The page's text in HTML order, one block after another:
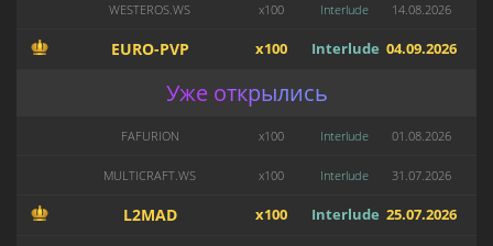
WESTEROS.WS x100 Interlude 14.08.2026
EURO-PVP x100 Interlude 04.09.2026
Уже открылись
FAFURION x100 Interlude 01.08.2026
MULTICRAFT.WS x100 Interlude 31.07.2026
L2MAD x100 Interlude 25.07.2026